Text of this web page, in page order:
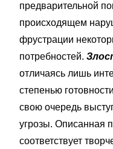
предварительной
происходящем
фрустрации
потребностей.
отличаясь лишь
степенью
свою очередь
угрозы. Описанная
соответствует